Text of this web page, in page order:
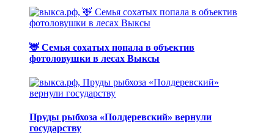
🦌 Семья сохатых попала в объектив
фотоловушки в лесах Выксы
Пруды рыбхоза «Полдеревский» вернули
государству